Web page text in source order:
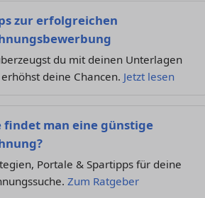
zur erfolgreichen
du mit deinen Unterlagen
deine Chancen. Jetzt lesen
findet man eine günstige
Portale & Spartipps für deine
Zum Ratgeber